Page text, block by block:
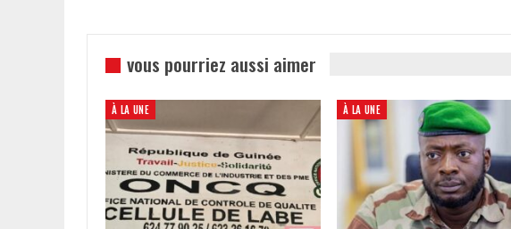
vous pourriez aussi aimer
À LA UNE À LA UNE